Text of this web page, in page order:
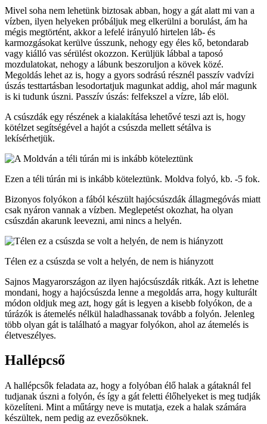
Mivel soha nem lehetünk biztosak abban, hogy a gát alatt mi van a
vízben, ilyen helyeken próbáljuk meg elkerülni a borulást, ám ha
mégis megtörtént, akkor a lefelé irányuló hirtelen láb- és
karmozgásokat kerülve ússzunk, nehogy egy éles kő, betondarab
vagy kiálló vas sérülést okozzon. Kerüljük lábbal a taposó
mozdulatokat, nehogy a lábunk beszoruljon a kövek közé.
Megoldás lehet az is, hogy a gyors sodrású résznél passzív vadvízi
úszás testtartásban lesodortatjuk magunkat addig, ahol már magunk
is ki tudunk úszni. Passzív úszás: felfekszel a vízre, láb elöl.
A csúszdák egy részének a kialakítása lehetővé teszi azt is, hogy
kötélzet segítségével a hajót a csúszda mellett sétálva is
lekísérhetjük.
Ezen a téli túrán mi is inkább köteleztünk. Moldva folyó, kb. -5 fok.
Bizonyos folyókon a fából készült hajócsúszdák állagmegóvás miatt
csak nyáron vannak a vízben. Meglepetést okozhat, ha olyan
csúszdán akarunk leevezni, ami nincs a helyén.
Télen ez a csúszda se volt a helyén, de nem is hiányzott
Sajnos Magyarországon az ilyen hajócsúszdák ritkák. Azt is lehetne
mondani, hogy a hajócsúszda lenne a megoldás arra, hogy kulturált
módon oldjuk meg azt, hogy gát is legyen a kisebb folyókon, de a
túrázók is átemelés nélkül haladhassanak tovább a folyón. Jelenleg
több olyan gát is található a magyar folyókon, ahol az átemelés is
életveszélyes.
Hallépcső
A hallépcsők feladata az, hogy a folyóban élő halak a gátaknál fel
tudjanak úszni a folyón, és így a gát feletti élőhelyeket is meg tudják
közelíteni. Mint a műtárgy neve is mutatja, ezek a halak számára
készültek, nem pedig az evezősöknek.